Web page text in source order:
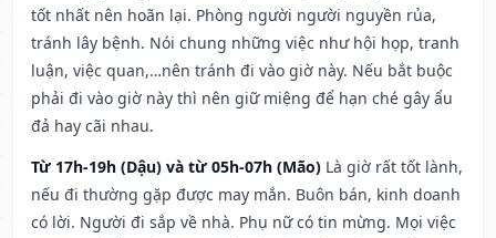
tốt nhất nên hoãn lại. Phòng người người nguyền rủa,
tránh lây bệnh. Nói chung những việc như hội họp, tranh
luận, việc quan,…nên tránh đi vào giờ này. Nếu bắt buộc
phải đi vào giờ này thì nên giữ miệng để hạn ché gây ẩu
đả hay cãi nhau.
Từ 17h-19h (Dậu) và từ 05h-07h (Mão) Là giờ rất tốt lành,
nếu đi thường gặp được may mắn. Buôn bán, kinh doanh
có lời. Người đi sắp về nhà. Phụ nữ có tin mừng. Mọi việc